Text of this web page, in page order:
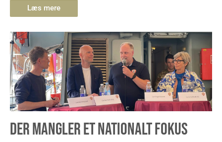
Læs mere
DER MANGLER ET NATIONALT FOKUS